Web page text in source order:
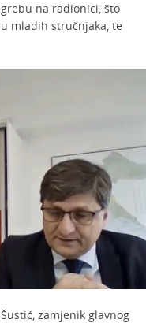
na radionici, što
mladih stručnjaka, te
zamjenik glavnog